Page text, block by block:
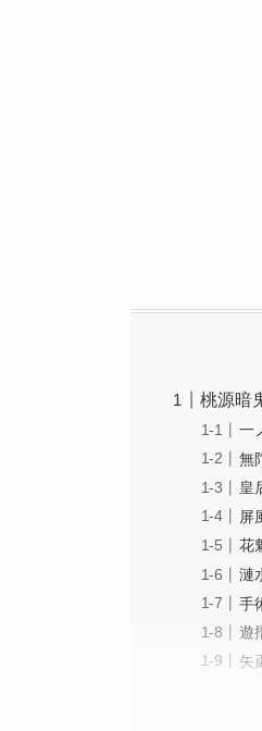
桃源暗
一
無
皇
屏
花
漣
手
遊
矢